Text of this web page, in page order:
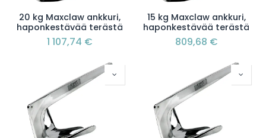
20 kg Maxclaw ankkuri,
haponkestävää terästä
1 107,74 €
15 kg Maxclaw ankkuri,
haponkestävää terästä
809,68 €